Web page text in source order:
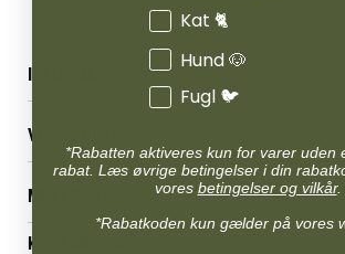
INFORMATION
Betingelser & vilkår
Reklamations- & fortrydelsesret
Levering & afhentning
Følg din bestilling
Persondatapolitik
Cookies
VORES BUTIK
Vores butikker
Job
Mærker
MIN KONTO
Administrer min konto
KONTAKT OS
Kat 🐈
Hund 🐶
Fugl 🐦
*Rabatten aktiveres kun for varer uden
rabat. Læs øvrige betingelser i din
vores betingelser og vilkår.
*Rabatkoden kun gælder på vores